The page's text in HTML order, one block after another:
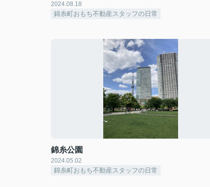
2024.08.18
錦糸町おもち不動産スタッフの日常
錦糸公園
2024.05.02
錦糸町おもち不動産スタッフの日常